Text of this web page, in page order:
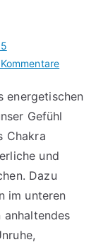
für
energetischen
Gefühl
Chakra
und
Dazu
im unteren
anhalten­des